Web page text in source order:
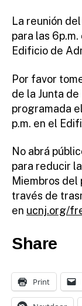
La reunión
para las
Edificio de
Por favor
de la Junta
programada
p.m. en el
No abrá
para reducir
Miembros del
través de
en ucnj.org/
Share
Print